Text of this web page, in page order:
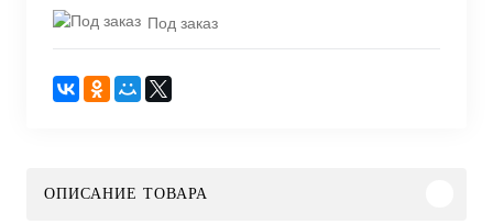
Под заказ
ОПИСАНИЕ ТОВАРА